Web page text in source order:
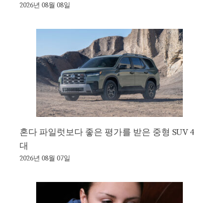
2026년 08월 08일
혼다 파일럿보다 좋은 평가를 받은 중형 SUV 4
대
2026년 08월 07일